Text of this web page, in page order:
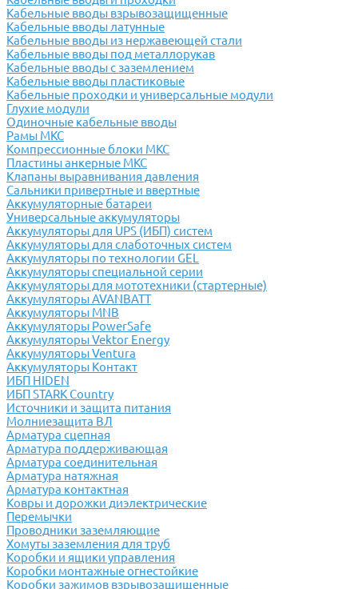
Кабельные вводы взрывозащищенные
Кабельные вводы латунные
Кабельные вводы из нержавеющей стали
Кабельные вводы под металлорукав
Кабельные вводы с заземлением
Кабельные вводы пластиковые
Кабельные проходки и универсальные модули
Глухие модули
Одиночные кабельные вводы
Рамы МКС
Компрессионные блоки МКС
Пластины анкерные МКС
Клапаны выравнивания давления
Сальники привертные и ввертные
Аккумуляторные батареи
Универсальные аккумуляторы
Аккумуляторы для UPS (ИБП) систем
Аккумуляторы для слаботочных систем
Аккумуляторы по технологии GEL
Аккумуляторы специальной серии
Аккумуляторы для мототехники (стартерные)
Аккумуляторы AVANBATT
Аккумуляторы MNB
Аккумуляторы PowerSafe
Аккумуляторы Vektor Energy
Аккумуляторы Ventura
Аккумуляторы Контакт
ИБП HIDEN
ИБП STARK Country
Источники и защита питания
Молниезащита ВЛ
Арматура сцепная
Арматура поддерживающая
Арматура соединительная
Арматура натяжная
Арматура контактная
Ковры и дорожки диэлектрические
Перемычки
Проводники заземляющие
Хомуты заземления для труб
Коробки и ящики управления
Коробки монтажные огнестойкие
Коробки зажимов взрывозащищенные